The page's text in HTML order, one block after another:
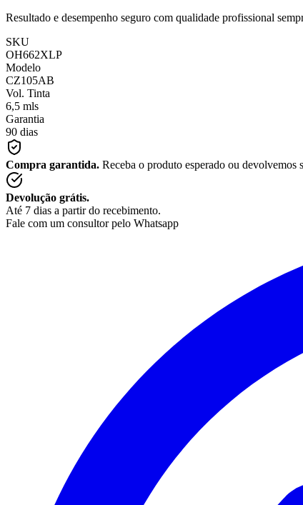
Resultado e desempenho seguro com qualidade profissional
SKU
OH662XLP
Modelo
CZ105AB
Vol. Tinta
6,5 mls
Garantia
90 dias
Compra garantida. Receba o produto esperado ou devolvemos
Devolução grátis.
Até 7 dias a partir do recebimento.
Fale com um consultor pelo Whatsapp